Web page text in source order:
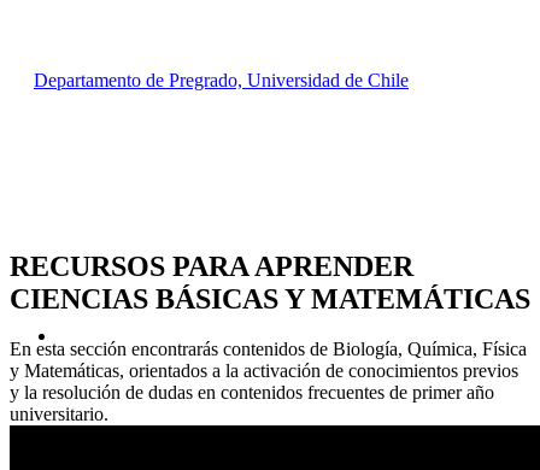
RECURSOS PARA APRENDER
CIENCIAS BÁSICAS Y MATEMÁTICAS
En esta sección encontrarás contenidos de Biología, Química, Física
y Matemáticas, orientados a la activación de conocimientos previos
y la resolución de dudas en contenidos frecuentes de primer año
universitario.